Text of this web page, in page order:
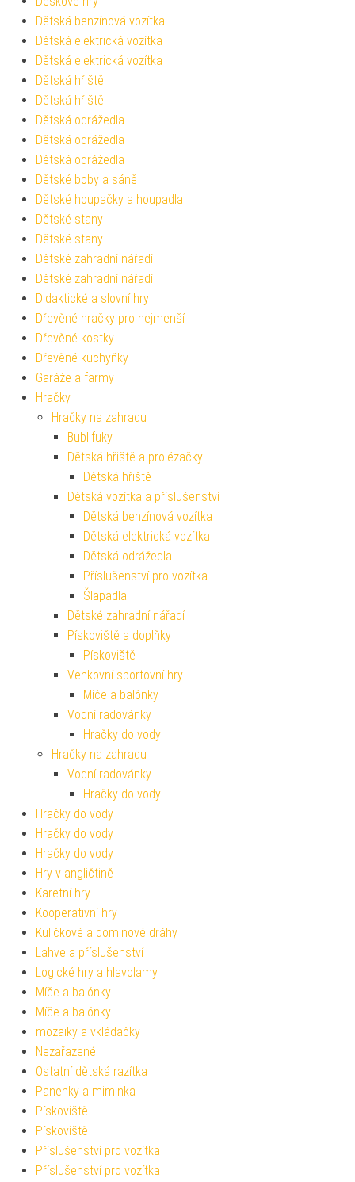
Dětská benzínová vozítka
Dětská elektrická vozítka
Dětská elektrická vozítka
Dětská hřiště
Dětská hřiště
Dětská odrážedla
Dětská odrážedla
Dětská odrážedla
Dětské boby a sáně
Dětské houpačky a houpadla
Dětské stany
Dětské stany
Dětské zahradní nářadí
Dětské zahradní nářadí
Didaktické a slovní hry
Dřevěné hračky pro nejmenší
Dřevěné kostky
Dřevěné kuchyňky
Garáže a farmy
Hračky
Hračky na zahradu
Bublifuky
Dětská hřiště a prolézačky
Dětská hřiště
Dětská vozítka a příslušenství
Dětská benzínová vozítka
Dětská elektrická vozítka
Dětská odrážedla
Příslušenství pro vozítka
Šlapadla
Dětské zahradní nářadí
Pískoviště a doplňky
Pískoviště
Venkovní sportovní hry
Míče a balónky
Vodní radovánky
Hračky do vody
Hračky na zahradu
Vodní radovánky
Hračky do vody
Hračky do vody
Hračky do vody
Hračky do vody
Hry v angličtině
Karetní hry
Kooperativní hry
Kuličkové a dominové dráhy
Lahve a příslušenství
Logické hry a hlavolamy
Míče a balónky
Míče a balónky
mozaiky a vkládačky
Nezařazené
Ostatní dětská razítka
Panenky a miminka
Pískoviště
Pískoviště
Příslušenství pro vozítka
Příslušenství pro vozítka